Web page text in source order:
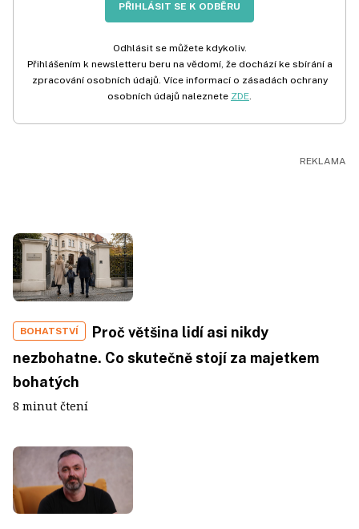
PŘIHLÁSIT SE K ODBĚRU
Odhlásit se můžete kdykoliv.
Přihlášením k newsletteru beru na vědomí, že dochází ke sbírání a
zpracování osobních údajů. Více informací o zásadách ochrany
osobních údajů naleznete ZDE.
BOHATSTVÍ
Proč většina lidí asi nikdy
nezbohatne. Co skutečně stojí za majetkem
bohatých
8 minut čtení